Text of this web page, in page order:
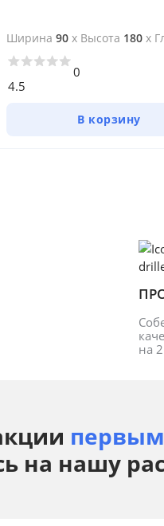
Ширина 90 x Высота 180 x
4.5
0
В корзину
на
на нашу